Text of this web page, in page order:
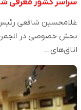
سراسر کشور معرفی
بخش خصوصی در انجمن
اتاق‌های…